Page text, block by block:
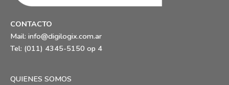
CONTACTO
Mail: info@digilogix.com.ar
Tel: (011) 4345-5150 op 4
QUIENES SOMOS